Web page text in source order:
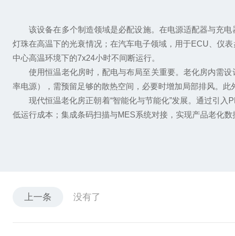
该设备在多个制造领域是必配设施。在电源适配器与充电
灯珠在高温下的光衰情况；在汽车电子领域，用于ECU、仪
中心高温环境下的7x24小时不间断运行。
使用恒温老化房时，配电与布局至关重要。老化房内需设
率电源），需预留足够的散热空间，必要时增加局部排风。
现代恒温老化房正朝着“智能化与节能化”发展。通过引入
低运行成本；集成条码扫描与MES系统对接，实现产品老化
上一条 没有了